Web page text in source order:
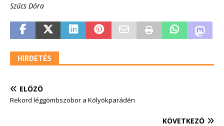
Szűcs Dóra
HIRDETÉS
ELŐZŐ
Rekord léggömbszobor a Kölyökparádén
KÖVETKEZŐ